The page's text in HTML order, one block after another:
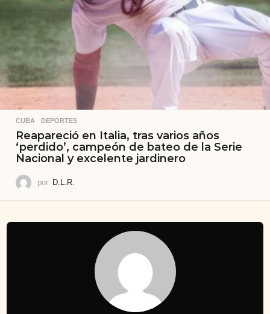
CUBA ,DEPORTES
Reapareció en Italia, tras varios años
‘perdido’, campeón de bateo de la Serie
Nacional y excelente jardinero
por D.L.R.